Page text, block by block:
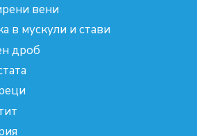
вени
в мускули и стави
дроб